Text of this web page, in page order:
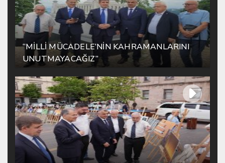
“MİLLİ MÜCADELE’NİN KAHRAMANLARINI
UNUTMAYACAĞIZ”